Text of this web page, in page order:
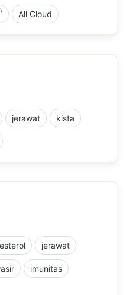
All Cloud
jerawat kista
jerawat
imunitas